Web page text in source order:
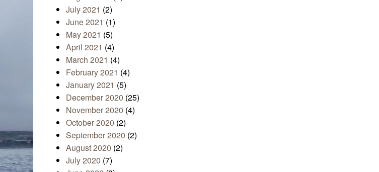
July 2021 (2)
June 2021 (1)
May 2021 (5)
April 2021 (4)
March 2021 (4)
February 2021 (4)
January 2021 (5)
December 2020 (25)
November 2020 (4)
October 2020 (2)
September 2020 (2)
August 2020 (2)
July 2020 (7)